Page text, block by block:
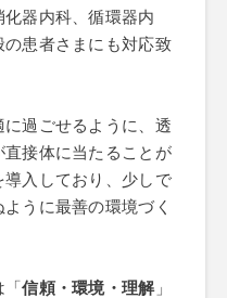
器内科、循環器内
患者さまにも対応致
過ごせるように、透
接体に当たることが
入しており、少しで
うに最善の環境づく
「信頼・環境・理解」